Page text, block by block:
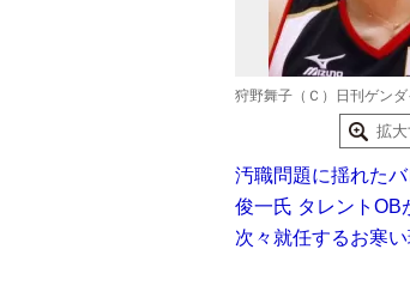
狩野舞子（Ｃ）日刊ゲンダ
拡
汚職問題に揺れた
俊一氏 タレントOB
次々就任するお寒